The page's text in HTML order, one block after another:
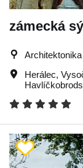
zámecká
Architektonika
Herálec,